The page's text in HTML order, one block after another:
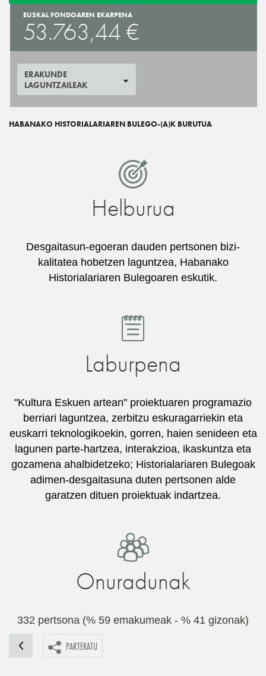
EUSKAL FONDOAREN EKARPENA
53.763,44 €
ERAKUNDE
LAGUNTZAILEAK
HABANAKO HISTORIALARIAREN BULEGO-(A)K BURUTUA
Helburua
Desgaitasun-egoeran dauden pertsonen bizi-
kalitatea hobetzen laguntzea, Habanako
Historialariaren Bulegoaren eskutik.
Laburpena
"Kultura Eskuen artean" proiektuaren programazio
berriari laguntzea, zerbitzu eskuragarriekin eta
euskarri teknologikoekin, gorren, haien senideen eta
lagunen parte-hartzea, interakzioa, ikaskuntza eta
gozamena ahalbidetzeko; Historialariaren Bulegoak
adimen-desgaitasuna duten pertsonen alde
garatzen dituen proiektuak indartzea.
Onuradunak
332 pertsona (% 59 emakumeak - % 41 gizonak)
PARTEKATU